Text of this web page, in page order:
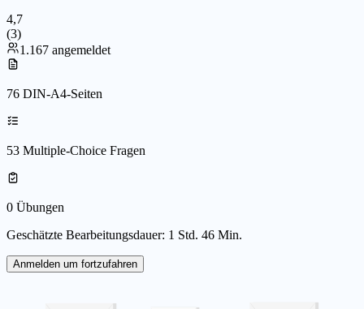
4,7
(3)
1.167 angemeldet
76 DIN-A4-Seiten
53 Multiple-Choice Fragen
0 Übungen
Geschätzte Bearbeitungsdauer: 1 Std. 46 Min.
Anmelden um fortzufahren